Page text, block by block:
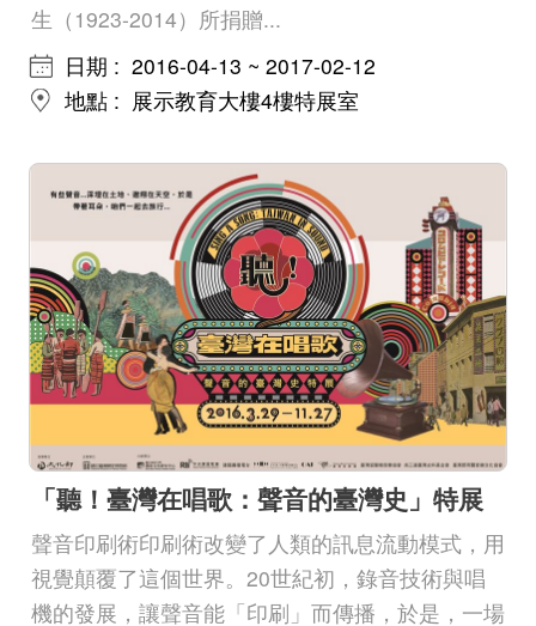
生（1923-2014）所捐贈...
日期
2016-04-13 ~ 2017-02-12
地點
展示教育大樓4樓特展室
「聽！臺灣在唱歌：聲音的臺灣史」特展
聲音印刷術印刷術改變了人類的訊息流動模式，用
視覺顛覆了這個世界。20世紀初，錄音技術與唱
機的發展，讓聲音能「印刷」而傳播，於是，一場